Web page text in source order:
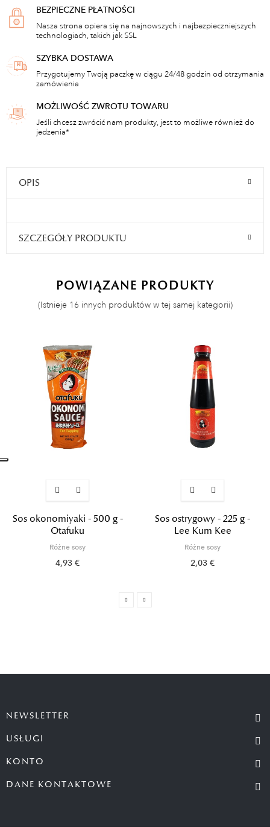
BEZPIECZNE PŁATNOŚCI
Nasza strona opiera się na najnowszych i najbezpieczniejszych
technologiach, takich jak SSL
SZYBKA DOSTAWA
Przygotujemy Twoją paczkę w ciągu 24/48 godzin od otrzymania
zamówienia
MOŻLIWOŚĆ ZWROTU TOWARU
Jeśli chcesz zwrócić nam produkty, jest to możliwe również do
jedzenia*
OPIS
SZCZEGÓŁY PRODUKTU
POWIĄZANE PRODUKTY
(Istnieje 16 innych produktów w tej samej kategorii)
Sos okonomiyaki - 500 g -
Otafuku
Różne sosy
4,93 €
Sos ostrygowy - 225 g -
Lee Kum Kee
Różne sosy
2,03 €
NEWSLETTER
USŁUGI
KONTO
DANE KONTAKTOWE